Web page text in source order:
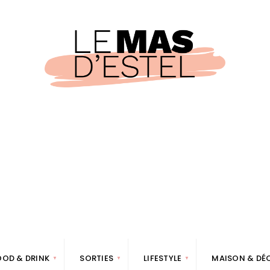
& DRINK SORTIES LIFESTYLE MAISON &